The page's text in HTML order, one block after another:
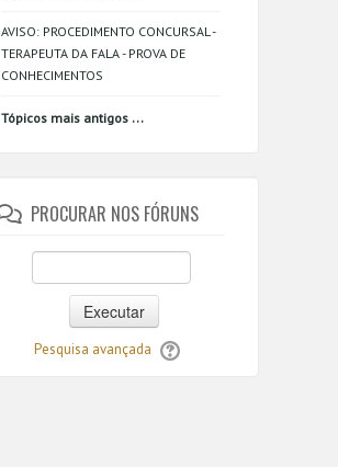
AVISO: PROCEDIMENTO CONCURSAL -
TERAPEUTA DA FALA - PROVA DE
CONHECIMENTOS
Tópicos mais antigos ...
PROCURAR NOS FÓRUNS
Executar
Pesquisa avançada